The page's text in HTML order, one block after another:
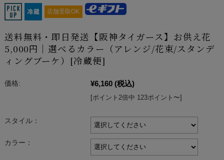
店舗受取OK
送料無料・即日発送【阪神タイガース】お供え花
5,000円｜選べるカラー（アレンジ/花束/スタンデ
ィングブーケ）[冷蔵便]
価格: ¥6,160 (税込)
[ポイント2倍中 123ポイント〜]
スタイル：
カラー：